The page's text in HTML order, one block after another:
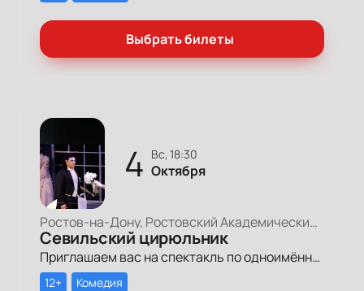
Выбрать билеты
4 вс, 18:30
Октября
Ростов-на-Дону, Ростовский Академический Театр Драмы, Большая сцена
Севильский цирюльник
Приглашаем вас на спектакль по одноимённой пьесе «Севильский цирюльник» французского классика Пьера Огюста Карона де Бомарше.
12+ Комедия